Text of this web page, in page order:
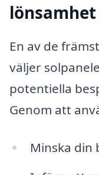
lönsamhet
En av de
väljer
potentiella
Genom att
Minska din